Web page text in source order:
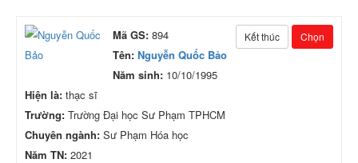
Kết thúc Chọn
Mã GS: 894
Tên: Nguyễn Quốc Bảo
Năm sinh: 10/10/1995
Hiện là: thạc sĩ
Trường: Trường Đại học Sư Phạm TPHCM
Chuyên ngành: Sư Phạm Hóa học
Năm TN: 2021